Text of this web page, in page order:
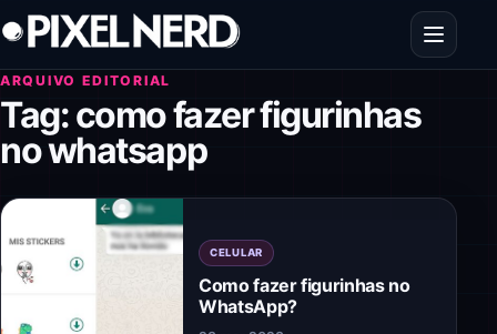
Pular para o conteúdo
Abrir
ARQUIVO EDITORIAL
Tag:como fazer figurinhas
no whatsapp
CELULAR
Como fazer figurinhas no
WhatsApp?